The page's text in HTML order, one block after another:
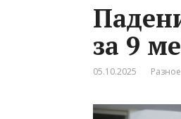
за 9
05.10.2025 Разное